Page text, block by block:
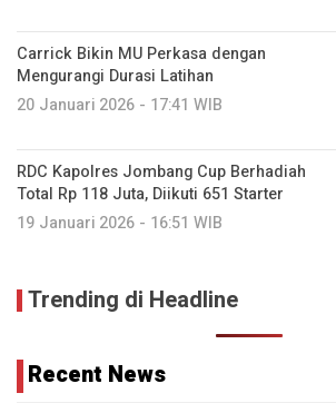
Carrick Bikin MU Perkasa dengan
Mengurangi Durasi Latihan
20 Januari 2026 - 17:41 WIB
RDC Kapolres Jombang Cup Berhadiah
Total Rp 118 Juta, Diikuti 651 Starter
19 Januari 2026 - 16:51 WIB
Trending di Headline
Recent News